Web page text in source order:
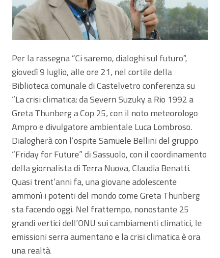
Per la rassegna “Ci saremo, dialoghi sul futuro”,
giovedì 9 luglio, alle ore 21, nel cortile della
Biblioteca comunale di Castelvetro conferenza su
“La crisi climatica: da Severn Suzuky a Rio 1992 a
Greta Thunberg a Cop 25, con il noto meteorologo
Ampro e divulgatore ambientale Luca Lombroso.
Dialogherà con l’ospite Samuele Bellini del gruppo
“Friday for Future” di Sassuolo, con il coordinamento
della giornalista di Terra Nuova, Claudia Benatti.
Quasi trent’anni fa, una giovane adolescente
ammonì i potenti del mondo come Greta Thunberg
sta facendo oggi. Nel frattempo, nonostante 25
grandi vertici dell’ONU sui cambiamenti climatici, le
emissioni serra aumentano e la crisi climatica è ora
una realtà.